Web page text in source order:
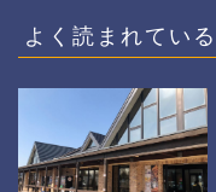
よく読まれてい